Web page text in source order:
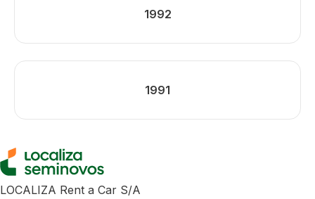
1992
1991
LOCALIZA Rent a Car S/A